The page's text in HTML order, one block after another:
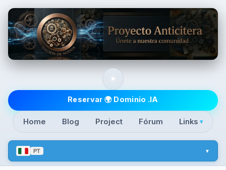
Top level
Home Blog Project Fórum Links ▾
PT
☀️
Reservar 🌍 Dominio .IA